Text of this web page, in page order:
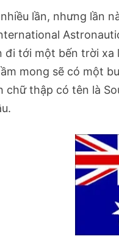
lần, nhưng lần
đi tới một bến trời
mong sẽ có một
chữ thập có tên là